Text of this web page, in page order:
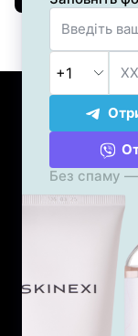
+38 (050)
IBAN: